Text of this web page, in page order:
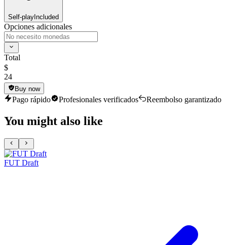
Self-play Included
Opciones adicionales
Total
$
24
Buy now
Pago rápido Profesionales verificados Reembolso garantizado
You might also like
FUT Draft